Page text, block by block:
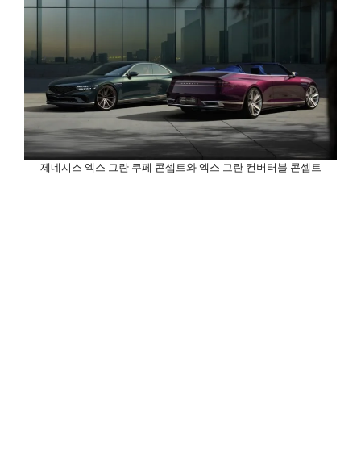
제네시스 엑스 그란 쿠페 콘셉트와 엑스 그란 컨버터블 콘셉트